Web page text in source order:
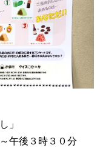
」
午後３時３０分